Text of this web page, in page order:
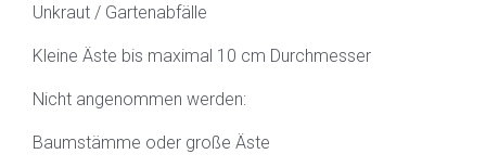
Unkraut / Gartenabfälle
Kleine Äste bis maximal 10 cm Durchmesser
Nicht angenommen werden:
Baumstämme oder große Äste